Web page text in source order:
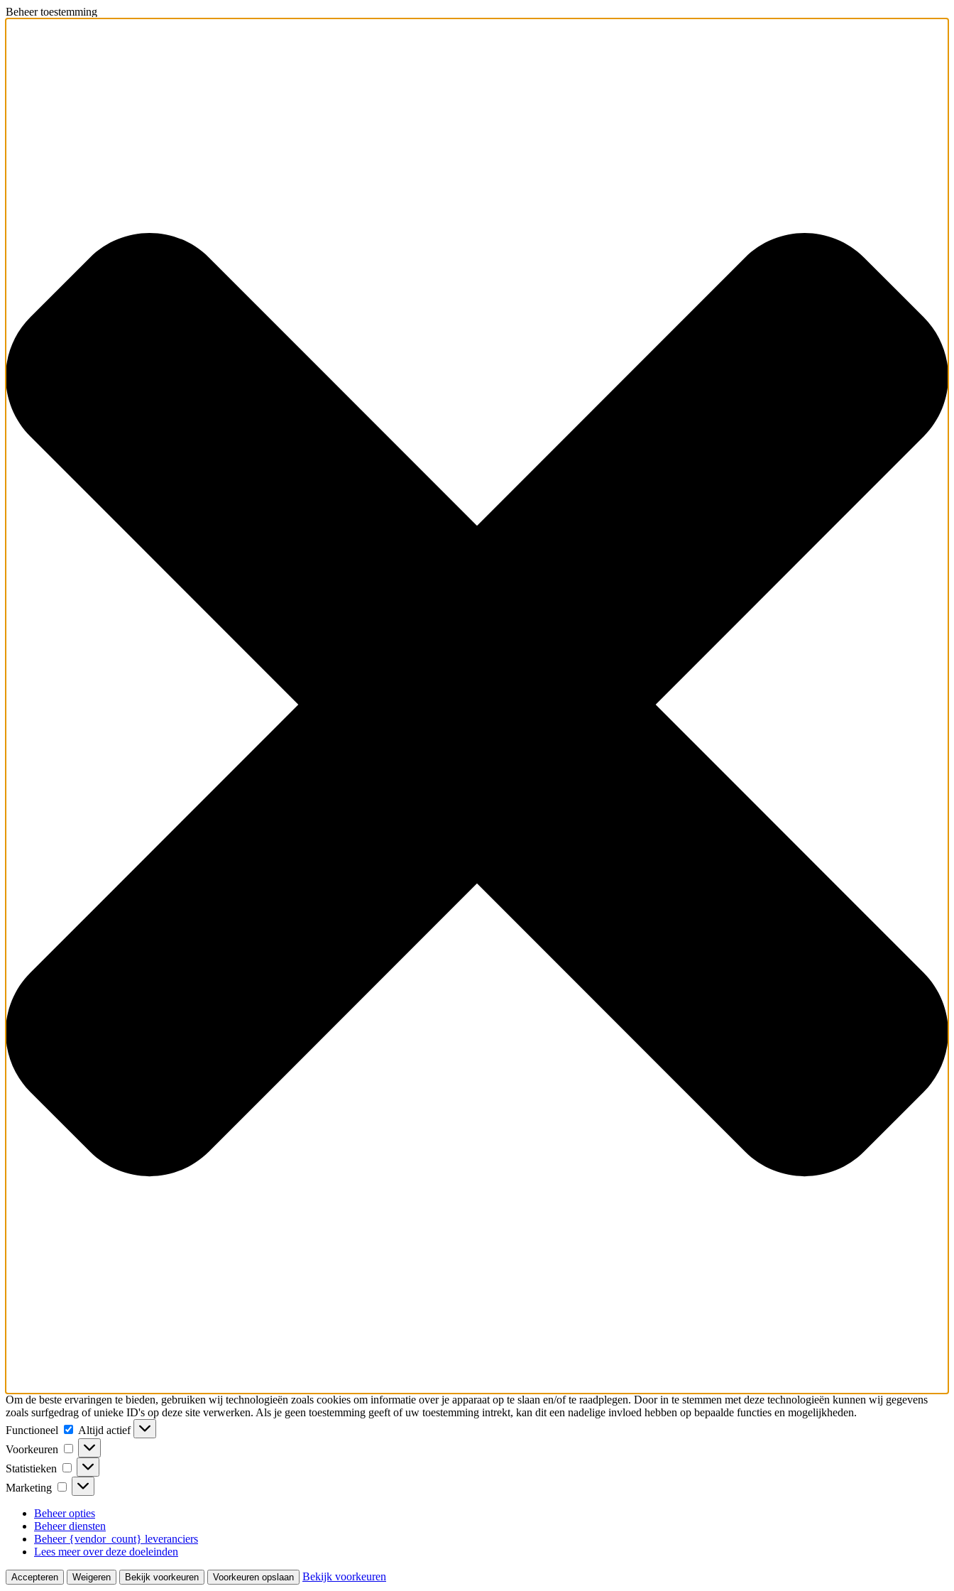
Beheer toestemming
Om de beste ervaringen te bieden, gebruiken wij technologieën zoals cookies om informatie over je apparaat op te slaan en/of te raadplegen. Door in te stemmen met deze technologieën kunnen wij gegevens
zoals surfgedrag of unieke ID's op deze site verwerken. Als je geen toestemming geeft of uw toestemming intrekt, kan dit een nadelige invloed hebben op bepaalde functies en mogelijkheden.
Functioneel
Functioneel
Altijd actief
Voorkeuren
Voorkeuren
Statistieken Statistieken
Marketing Marketing
Beheer opties
Beheer diensten
Beheer {vendor_count} leveranciers
Lees meer over deze doeleinden
Accepteren Weigeren Bekijk voorkeuren Voorkeuren opslaan Bekijk voorkeuren